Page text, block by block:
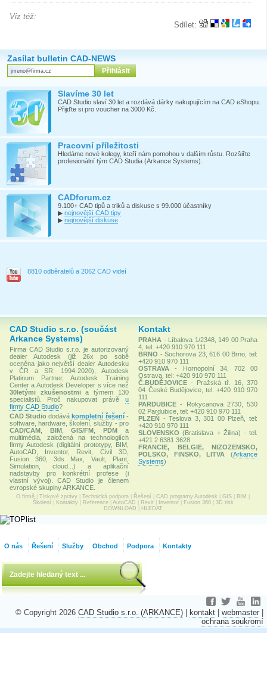
Sdílet:
Viz též:
Zasílat bulletin CAD-NEWS
Slavíme 30 let
CAD Studio slaví 30 let a rozdává dárky nakupujícím na CAD eShopu.
Přijďte si pro voucher na 3000 Kč.
Pracovní příležitosti
Hledáme nové kolegy, kteří nám pomohou v dalším růstu. Rozšiřte
profesionální tým CAD Studia (Arkance Systems).
CADforum.cz
9.100+ CAD tipů a triků a diskuse s 99.000 účastníky
▶ nejnovější CAD tipy
▶ nejnovější diskuse
8810 odběratelů a 2062 CAD videí
CAD Studio s.r.o. (součást
Arkance Systems)
Firma CAD Studio s.r.o. je autorizovaný
dealer Autodesk (již 26x po sobě
oceněna jako největší dealer Autodesku
v ČR a SR: 1994-2020), Autodesk
Platinum Partner, Autodesk Training
Center a Autodesk Developer s více než
30letými zkušenostmia týmem 130
specialistů. Proč nakupovat právě u
firmy CAD Studio?
CAD Studio dodávákompletní řešení-
software, hardware, školení, služby - pro
CAD/CAM
BIM,GIS/FM ,PDM a
multimédia, založená na technologiích
firmy Autodesk (digitální prototypy, BIM,
AutoCAD, Inventor, Revit, Civil 3D,
Fusion 360, 3ds Max, Vault, Plant,
Simulation, cloud...) a aplikační
nadstavby pro konkrétní profese (i
vlastní vývoj). CAD Studio je členem
evropské skupiny ARKANCE.
Kontakt
PRAHA - Líbalova 1/2348, 149 00 Praha
4, tel: +420 910 970 111
BRNO - Sochorova 23, 616 00 Brno, tel:
+420 910 970 111
OSTRAVA
- Hornopolní 34, 702 00
Ostrava, tel: +420 910 970 111
Č.BUDĚJOVICE - Pražská tř. 16, 370
04 České Budějovice, tel: +420 910 970
111
PARDUBICE - Rokycanova 2730, 530
02 Pardubice, tel: +420 910 970 111
PLZEŇ - Teslova 3, 301 00 Plzeň, tel:
+420 910 970 111
SLOVENSKO (Bratislava + Žilina) - tel.
+421 2 6381 3628
FRANCIE, BELGIE, NIZOZEMSKO,
POLSKO, FINSKO, LITVA
(Arkance
Systems)
O firmě Tiskové zprávy Technická podpora Řešení CAD programy Autodesk GIS BIM
Školení
Kontakty Reference| AutoCAD Revit Inventor| Fusion 360| 3D tisk
DOWNLOAD
HLEDAT
O nás Řešení Služby Obchod Podpora Kontakty
© Copyright 2026 CAD Studio s.r.o. (ARKANCE) | kontakt | webmaster |
ochrana soukromí